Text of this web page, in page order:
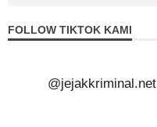
FOLLOW TIKTOK KAMI
@jejakkriminal.net